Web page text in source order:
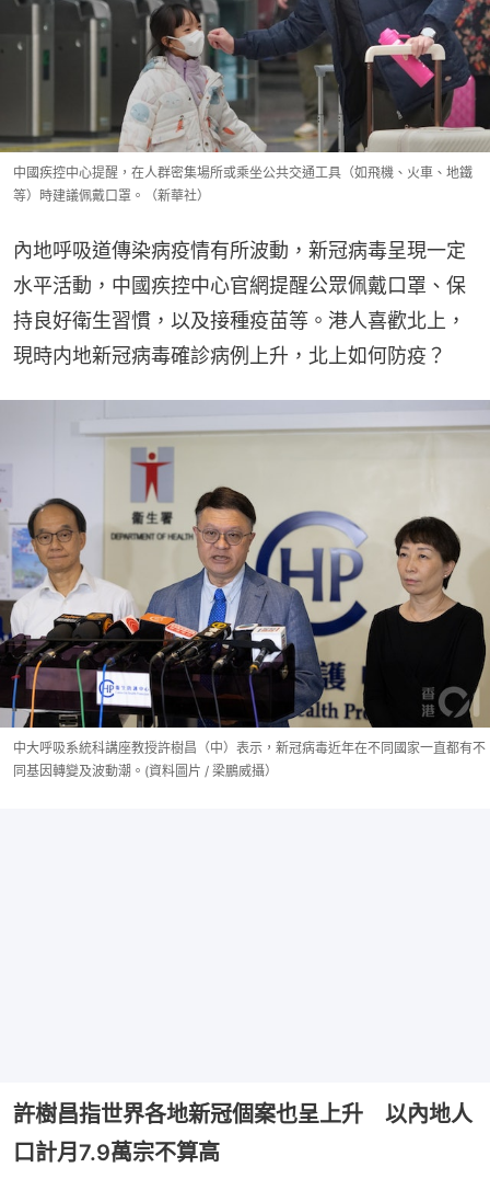
中國疾控中心提醒，在人群密集場所或乘坐公共交通工具（如飛機、火車、地鐵
等）時建議佩戴口罩。（新華社）
內地呼吸道傳染病疫情有所波動，新冠病毒呈現一定
水平活動，中國疾控中心官網提醒公眾佩戴口罩、保
持良好衛生習慣，以及接種疫苗等。港人喜歡北上，
現時内地新冠病毒確診病例上升，北上如何防疫？
中大呼吸系統科講座教授許樹昌（中）表示，新冠病毒近年在不同國家一直都有不
同基因轉變及波動潮。(資料圖片 / 梁鵬威攝）
許樹昌指世界各地新冠個案也呈上升 以內地人
口計月7.9萬宗不算高